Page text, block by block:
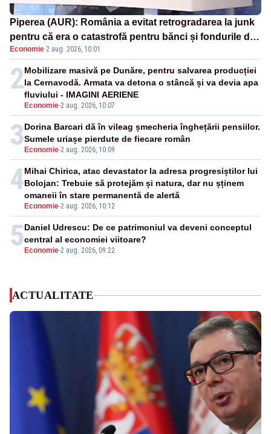
Piperea (AUR): România a evitat retrogradarea la junk
pentru că era o catastrofă pentru bănci și fondurile de
pensii
Economie·2 aug. 2026, 10:01
2
Economie-2 aug. 2026, 10:07
Mobilizare masivă pe Dunăre, pentru salvarea producției
la Cernavodă. Armata va detona o stâncă și va devia apa
fluviului - IMAGINI AERIENE
3 Economie-2 aug. 2026, 10:09
Dorina Barcari dă în vileag șmecheria înghețării pensiilor.
Sumele uriașe pierdute de fiecare român
4
Economie-2 aug. 2026, 10:12
Mihai Chirica, atac devastator la adresa progresiștilor lui
Bolojan: Trebuie să protejăm și natura, dar nu șținem
omaneii în stare permanentă de alertă
5 Economie-2 aug. 2026, 09:22
Daniel Udrescu: De ce patrimoniul va deveni conceptul
central al economiei viitoare?
ACTUALITATE